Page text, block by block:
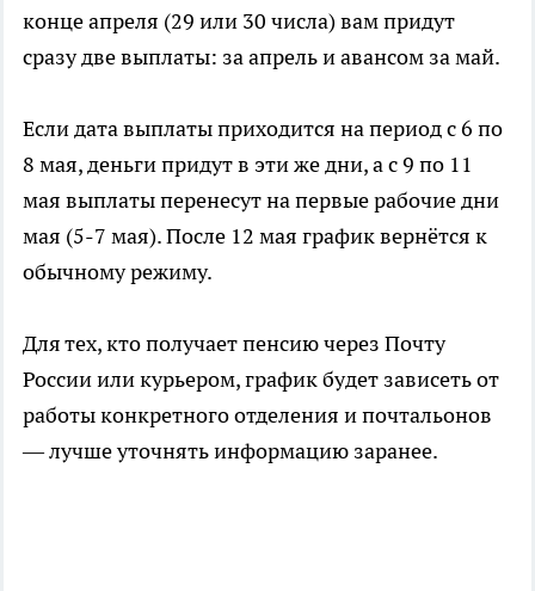
конце апреля (29 или 30 числа) вам придут
сразу две выплаты: за апрель и авансом за май.
Если дата выплаты приходится на период с 6 по
8 мая, деньги придут в эти же дни, а с 9 по 11
мая выплаты перенесут на первые рабочие дни
мая (5-7 мая). После 12 мая график вернётся к
обычному режиму.
Для тех, кто получает пенсию через Почту
России или курьером, график будет зависеть от
работы конкретного отделения и почтальонов
— лучше уточнять информацию заранее.